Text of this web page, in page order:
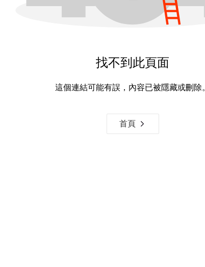
找不到此頁面
這個連結可能有誤，內容已被隱藏或刪除。
首頁